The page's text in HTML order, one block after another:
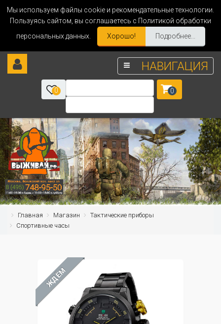
Мы используем файлы cookie и рекомендательные технологии.
Пользуясь сайтом, вы соглашаетесь с Политикой обработки
персональных данных.
Хорошо! Подробнее...
НАВИГАЦИЯ
0 0
Главная Магазин
Тактические приборы
Спортивные часы
ЖДЁМ